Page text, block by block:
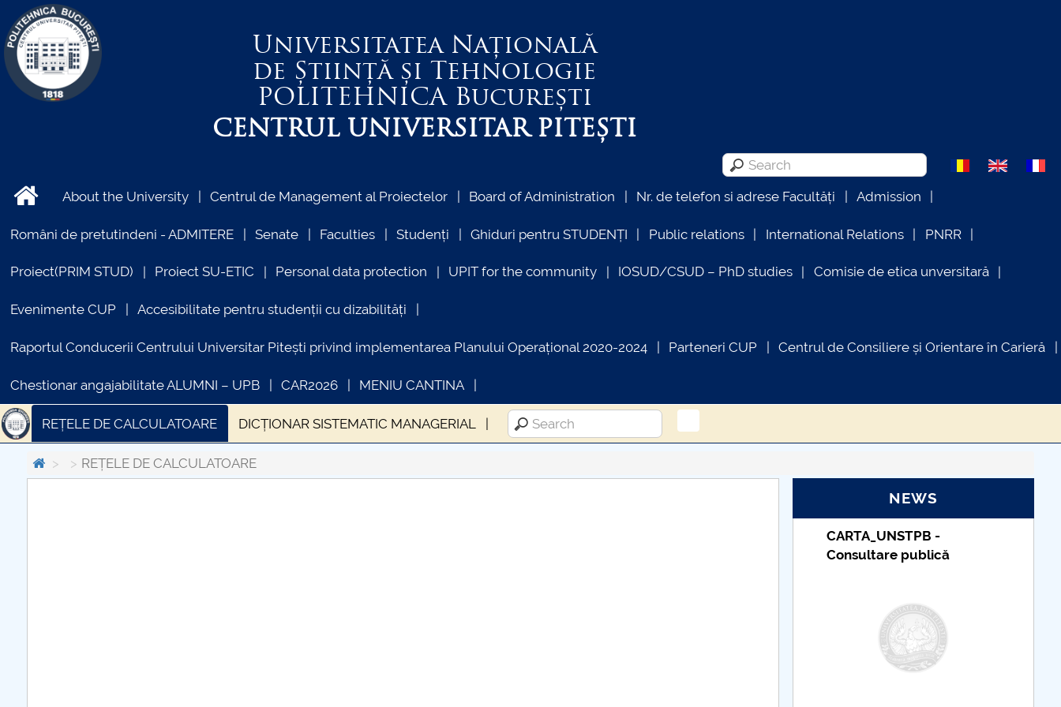
Universitatea Națională
de Știință și Tehnologie
POLITEHNICABucurești
CENTRUL UNIVERSITAR PITEȘTI
About the University Centrul de Management al Proiectelor Board of Administration Nr. de telefon si adrese Facultăți Admission
Români de pretutindeni - ADMITERE Senate Faculties Studenți Ghiduri pentru STUDENȚI Public relations International Relations PNRR
Proiect(PRIM STUD) Proiect SU-ETIC Personal data protection UPIT for the community IOSUD/CSUD – PhD studies Comisie de etica unversitară
Evenimente CUP Accesibilitate pentru studenții cu dizabilități
Raportul Conducerii Centrului Universitar Pitești privind implementarea Planului Operațional 2020-2024 Parteneri CUP Centrul de Consiliere și Orientare în Carieră
Chestionar angajabilitate ALUMNI – UPB CAR2026 MENIU CANTINA
REȚELE DE CALCULATOARE DICȚIONAR SISTEMATIC MANAGERIAL
REȚELE DE CALCULATOARE
NEWS
Taxe de școlarizare
indexate – Centrul